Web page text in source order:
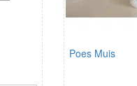
Poes Muis